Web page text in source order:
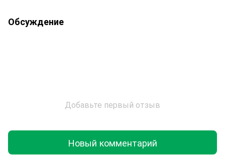
Обсуждение
Добавьте первый отзыв
Новый комментарий